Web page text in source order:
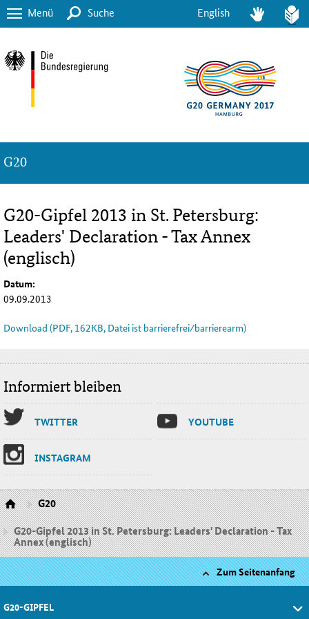
Menü Suche English
G20
G20-Gipfel 2013 in St. Petersburg:
Leaders' Declaration - Tax Annex
(englisch)
Datum:
09.09.2013
Download (PDF, 162KB, Datei ist barrierefrei⁄barrierearm)
Informiert bleiben
TWIT­TER YOU­TU­BE
INS­TA­GRAM
G20
G20-Gipfel 2013 in St. Petersburg: Leaders' Declaration - Tax
Annex (englisch)
Zum Seitenanfang
G20-GIPFEL